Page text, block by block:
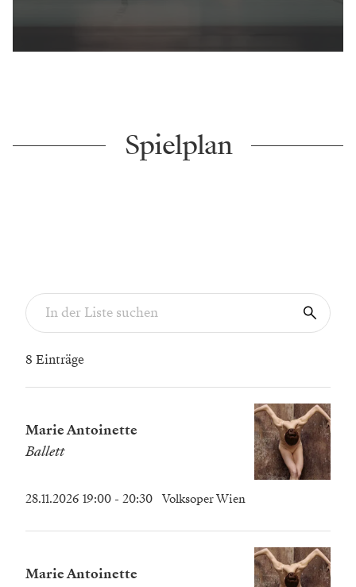
Spielplan
8 Einträge
Marie Antoinette
Ballett
28.11.2026 19:00 - 20:30 Volksoper Wien
Marie Antoinette